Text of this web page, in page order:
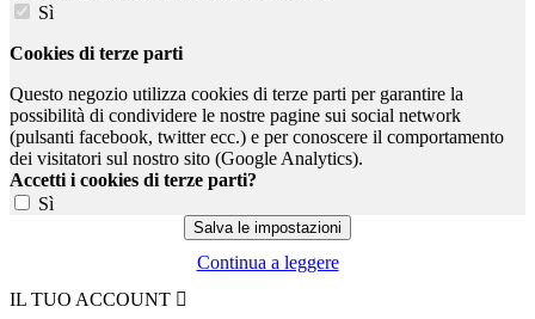
Sì
Cookies di terze parti
Questo negozio utilizza cookies di terze parti per garantire la
possibilità di condividere le nostre pagine sui social network
(pulsanti facebook, twitter ecc.) e per conoscere il comportamento
dei visitatori sul nostro sito (Google Analytics).
Accetti i cookies di terze parti?
Sì
Continua a leggere
IL TUO ACCOUNT 